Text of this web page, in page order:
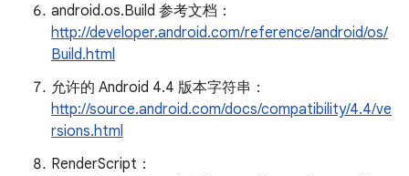
android.os.Build 参考文档：
http://developer.android.com/reference/android/os/
Build.html
允许的 Android 4.4 版本字符串：
http://source.android.com/docs/compatibility/4.4/ve
rsions.html
RenderScript：